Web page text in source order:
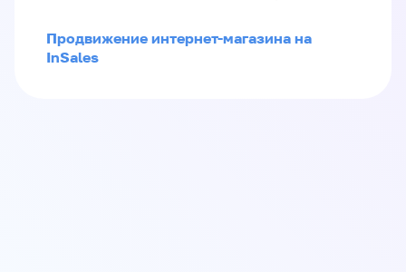
Продвижение интернет-магазина на
InSales